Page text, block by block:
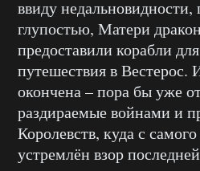
ввиду недальновидности,
глупостью, Матери
предоставили корабли
путешествия в
окончена – пора бы уже
раздираемые войнами и
Королевств, куда с
устремлён взор